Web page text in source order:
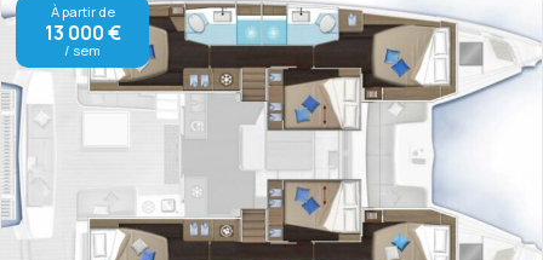
À partir de
13 000 €
/ sem